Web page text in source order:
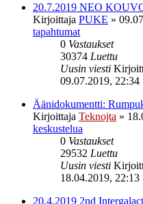
20.7.2019 NEO
Kirjoittaja PUKE »
tapahtumat
0 Vastaukset
30374 Luettu
Uusin viesti
09.07.2019, 22:34
Äänidokumentti:
Kirjoittaja Teknojta »
keskustelua
0 Vastaukset
29532 Luettu
Uusin viesti
18.04.2019, 22:13
20.4.2019 2nd